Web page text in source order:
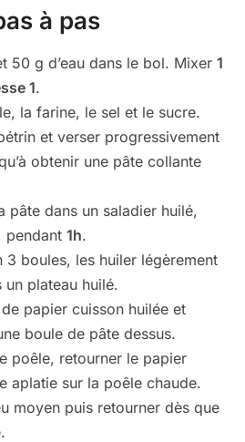
à pas
50 g d’eau dans le bol. Mixer 1
1.
la farine, le sel et le sucre.
et verser progressivement
obtenir une pâte collante
pâte dans un saladier huilé,
pendant 1h.
3 boules, les huiler légèrement
plateau huilé.
papier cuisson huilée et
boule de pâte dessus.
poêle, retourner le papier
aplatie sur la poêle chaude.
moyen puis retourner dès que